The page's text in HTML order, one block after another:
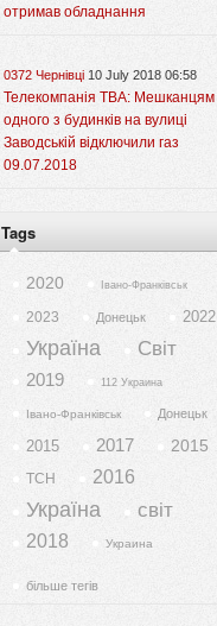
отримав обладнання
0372 Чернівці 10 July 2018 06:58
Телекомпанія ТВА: Мешканцям
одного з будинків на вулиці
Заводській відключили газ
09.07.2018
Tags
2020 Івано-Франківськ
2023 Донецьк 2022
Україна Світ
2019 112 Украина
Івано-Франківськ Донецьк
2015 2017 2015
ТСН 2016
Україна світ
2018 Украина
більше тегів